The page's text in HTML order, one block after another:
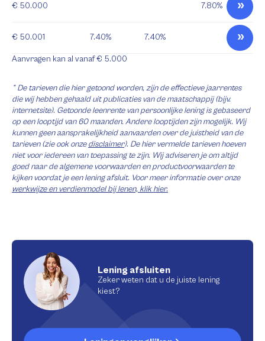
€ 50.000 7.80%
€ 50.001 7.40% 7.40%
Aanvragen kan al vanaf € 5.000
* De tarieven die hier getoond worden, zijn de effectieve jaarrentes
die wij hebben gehaald uit publicaties van de maatschappij (bijv.
internetsite). Getoonde leenrente van persoonlijke lening is gebaseerd
op een looptijd van 60 maanden. Andere looptijden zijn mogelijk. Wij
kunnen geen aansprakelijkheid aanvaarden over de juistheid van de
tarieven (zie ook onzedisclaimer). De hier vermelde tarieven hoeven
niet voor iedereen van toepassing te zijn. Wij adviseren je om altijd
goed naar de algemene voorwaarden en productvoorwaarden te
kijken voordat je een lening afsluit. Voor meer informatie over onze
werkwijze en verdienmodel bij lenen, klik hier.
Lening afsluiten
Zeker weten dat u de juiste lening
kiest?